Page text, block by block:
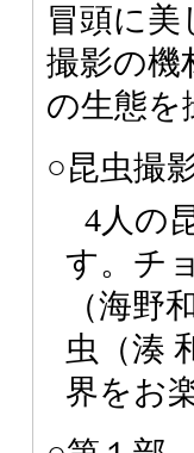
冒頭に美
撮影の機
の生態を
○昆虫撮
4人の
す。チ
（海野
虫（湊
界をお